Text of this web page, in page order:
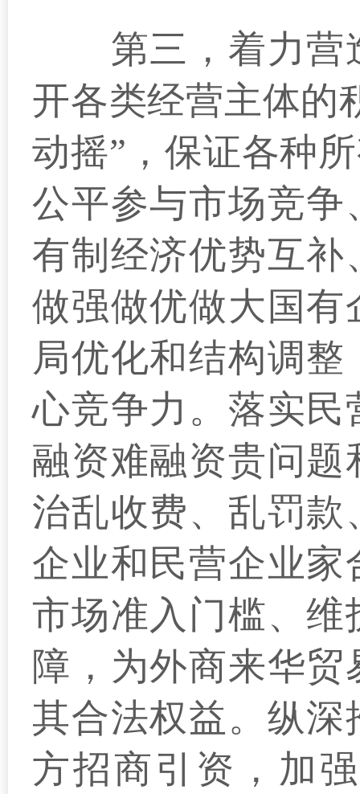
第三，着力营
开各类经营主体的
动摇”，保证各种
公平参与市场竞
有制经济优势互
做强做优做大国
局优化和结构调
心竞争力。落实
融资难融资贵问
治乱收费、乱罚
企业和民营企业
市场准入门槛、
障，为外商来华
其合法权益。纵
方招商引资，加